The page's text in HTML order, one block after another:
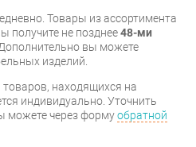
Товары из ассортимента
получите не позднее48-ми
вы можете
изделий.
товаров, находящихся на
индивидуально. Уточнить
можете через формуобратной